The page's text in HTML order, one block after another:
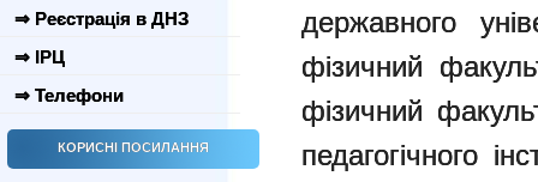
⇒ Реєстрація в ДНЗ
⇒ ІРЦ
⇒ Телефони
КОРИСНІ ПОСИЛАННЯ
державного
фізичний
фізичний
педагогічного